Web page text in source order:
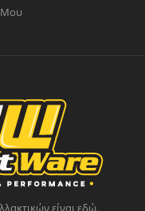
Μου
είναι εδώ.